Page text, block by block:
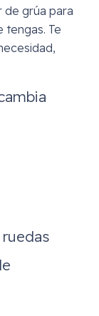
de grúa para
tengas. Te